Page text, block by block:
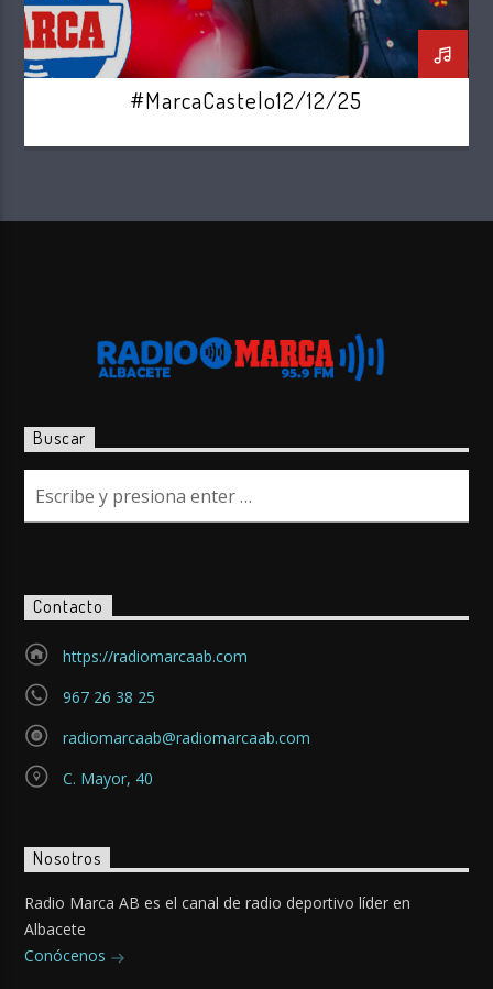
#MarcaCastelo12/12/25
Buscar
Contacto
https://radiomarcaab.com
967 26 38 25
radiomarcaab@radiomarcaab.com
C. Mayor, 40
Nosotros
Radio Marca AB es el canal de radio deportivo líder en
Albacete
Conócenos